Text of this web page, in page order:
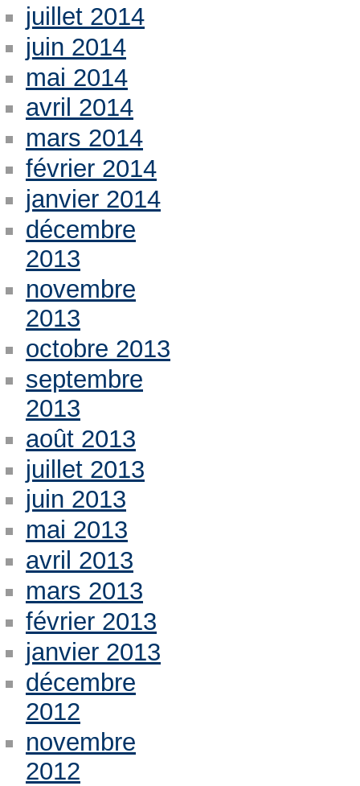
juillet 2014
juin 2014
mai 2014
avril 2014
mars 2014
février 2014
janvier 2014
décembre
2013
novembre
2013
octobre 2013
septembre
2013
août 2013
juillet 2013
juin 2013
mai 2013
avril 2013
mars 2013
février 2013
janvier 2013
décembre
2012
novembre
2012